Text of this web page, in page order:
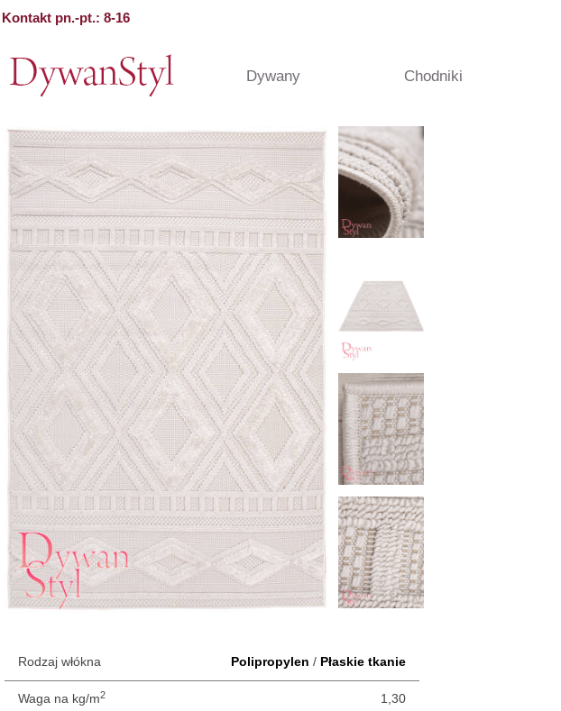
Kontakt pn.-pt.: 8-16
Dywany Chodniki
Rodzaj włókna Polipropylen / Płaskie tkanie
Waga na kg/m2 1,30